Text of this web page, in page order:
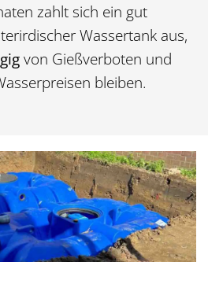
zahlt sich ein gut
Wassertank aus,
von Gießverboten und
bleiben.